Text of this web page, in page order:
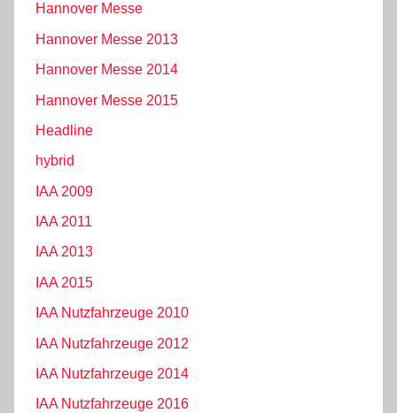
Hannover Messe
Hannover Messe 2013
Hannover Messe 2014
Hannover Messe 2015
Headline
hybrid
IAA 2009
IAA 2011
IAA 2013
IAA 2015
IAA Nutzfahrzeuge 2010
IAA Nutzfahrzeuge 2012
IAA Nutzfahrzeuge 2014
IAA Nutzfahrzeuge 2016